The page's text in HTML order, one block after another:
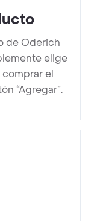
de Oderich
elige
comprar el
“Agregar”.